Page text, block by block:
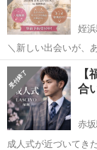
姪
＼新しい出会いが、あな
する女性たちと出会い、話し
福岡 福岡市
【
合
赤
成人式が近づいてき